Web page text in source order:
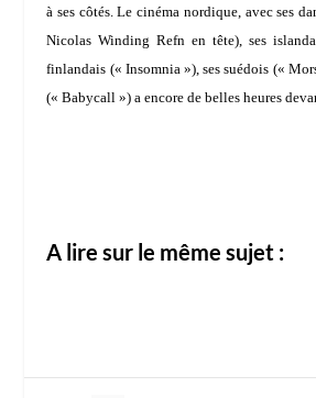
à ses côtés. Le cinéma nordique, avec ses
Nicolas Winding Refn en tête), ses
finlandais (« Insomnia »), ses suédois («
(« Babycall ») a encore de belles heures
A lire sur le même sujet :